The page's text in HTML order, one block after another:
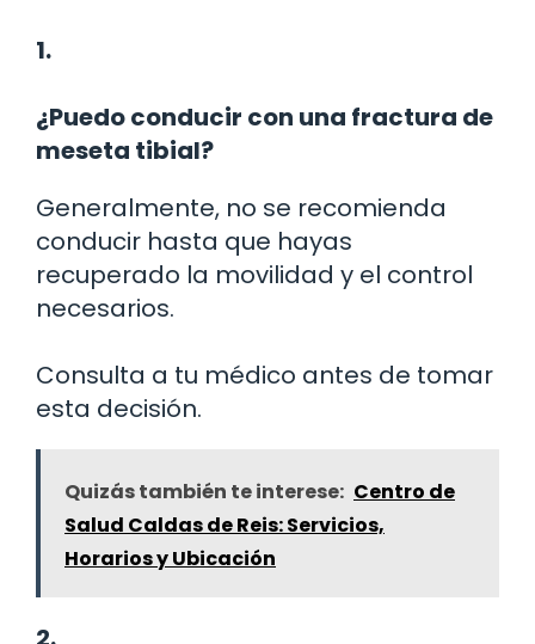
1.
¿Puedo conducir con una fractura de
meseta tibial?
Generalmente, no se recomienda
conducir hasta que hayas
recuperado la movilidad y el control
necesarios.
Consulta a tu médico antes de tomar
esta decisión.
Quizás también te interese: Centro de
Salud Caldas de Reis: Servicios,
Horarios y Ubicación